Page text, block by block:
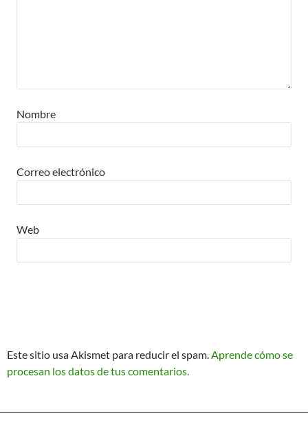
Nombre
Correo electrónico
Web
Este sitio usa Akismet para reducir el spam.Aprende cómo se
procesan los datos de tus comentarios.